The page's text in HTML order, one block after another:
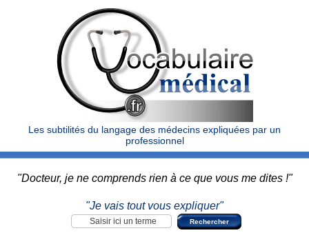
Les subtilités du langage des médecins expliquées par un
professionnel
"Docteur, je ne comprends rien à ce que vous me dites !"
"Je vais tout vous expliquer"